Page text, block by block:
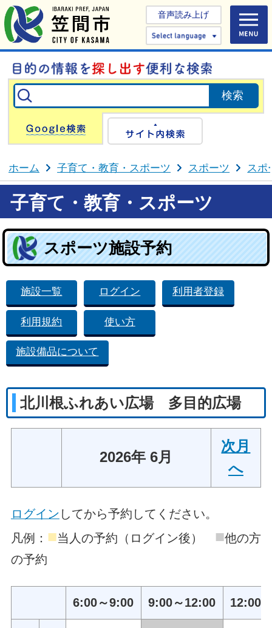
音声読み上げ
Select
Google検索
ホーム 子育て・教育・スポーツ スポーツ スポ
子育て・教育・スポーツ
スポーツ施設予約
施設一覧 ログイン 利用者登録
利用規約 使い方
施設備品について
北川根ふれあい広場 多目的広場
2026年 6月
次月
へ
ログイン してから予約してください。
凡例： ■当人の予約（ログイン後） ■他の方
の予約
6:00～9:00 9:00～12:00 12:00